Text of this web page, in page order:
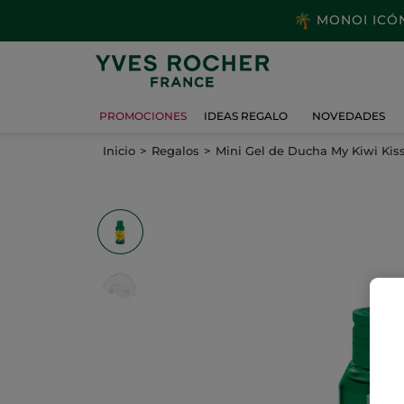
MONOI
PROMOCIONES IDEAS REGALO NOVEDADES
Inicio Regalos Mini Gel de Ducha My Kiwi